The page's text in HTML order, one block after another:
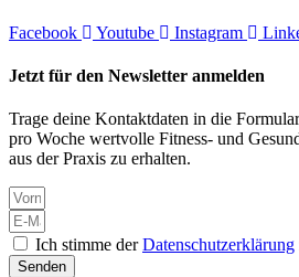
Facebook Youtube Instagram
Jetzt für den Newsletter anmelden
Trage deine Kontaktdaten in die
pro Woche wertvolle Fitness- und
aus der Praxis zu erhalten.
Ich stimme derDatenschutzerklärung
Senden